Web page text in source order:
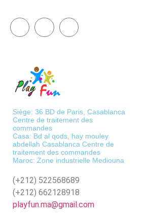
Siège: 36 BD de Paris, Casablanca
Centre de traitement des
commandes
Casa: Bd al qods, hay mouley
abdellah Casablanca Centre de
traitement des commandes
Maroc: Zone industrielle Mediouna
(+212) 522568689
(+212) 662128918
playfun.ma@gmail.com